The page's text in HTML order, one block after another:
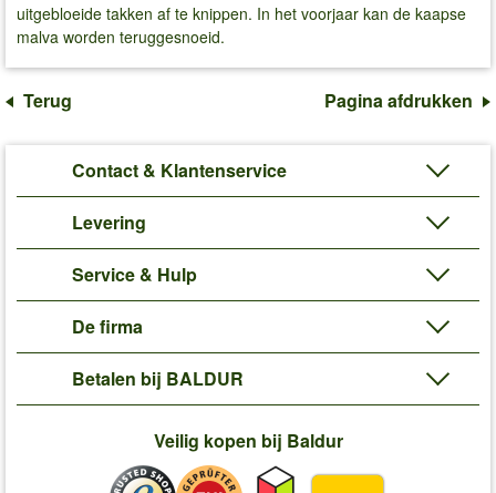
uitgebloeide takken af te knippen. In het voorjaar kan de kaapse
malva worden teruggesnoeid.
Terug Pagina afdrukken
Contact & Klantenservice
Levering
Service & Hulp
De firma
Betalen bij BALDUR
Veilig kopen bij Baldur